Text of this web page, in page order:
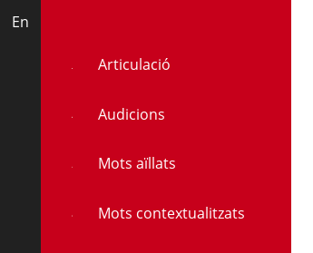
En
Articulació
Audicions
Mots aïllats
Mots contextualitzats